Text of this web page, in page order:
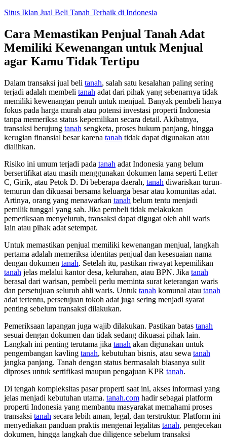
Skip
content
Situs Iklan Jual Beli Tanah Terbaik di Indonesia
Cara Memastikan Penjual Tanah Adat
Memiliki Kewenangan untuk Menjual
agar Kamu Tidak Tertipu
Dalam transaksi jual beli tanah, salah satu kesalahan paling sering
terjadi adalah membeli tanah adat dari pihak yang sebenarnya tidak
memiliki kewenangan penuh untuk menjual. Banyak pembeli hanya
fokus pada harga murah atau potensi investasi properti Indonesia
tanpa memeriksa status kepemilikan secara detail. Akibatnya,
transaksi berujung tanah sengketa, proses hukum panjang, hingga
kerugian finansial besar karena tanah tidak dapat digunakan atau
dialihkan.
Risiko ini umum terjadi pada tanah adat Indonesia yang belum
bersertifikat atau masih menggunakan dokumen lama seperti Letter
C, Girik, atau Petok D. Di beberapa daerah, tanah diwariskan turun-
temurun dan dikuasai bersama keluarga besar atau komunitas adat.
Artinya, orang yang menawarkan tanah belum tentu menjadi
pemilik tunggal yang sah. Jika pembeli tidak melakukan
pemeriksaan menyeluruh, transaksi dapat digugat oleh ahli waris
lain atau pihak adat setempat.
Untuk memastikan penjual memiliki kewenangan menjual, langkah
pertama adalah memeriksa identitas penjual dan kesesuaian nama
dengan dokumen tanah. Setelah itu, pastikan riwayat kepemilikan
tanah jelas melalui kantor desa, kelurahan, atau BPN. Jika tanah
berasal dari warisan, pembeli perlu meminta surat keterangan waris
dan persetujuan seluruh ahli waris. Untuk tanah komunal atau tanah
adat tertentu, persetujuan tokoh adat juga sering menjadi syarat
penting sebelum transaksi dilakukan.
Pemeriksaan lapangan juga wajib dilakukan. Pastikan batas tanah
sesuai dengan dokumen dan tidak sedang dikuasai pihak lain.
Langkah ini penting terutama jika tanah akan digunakan untuk
pengembangan kavling tanah, kebutuhan bisnis, atau sewa tanah
jangka panjang. Tanah dengan status bermasalah biasanya sulit
diproses untuk sertifikasi maupun pengajuan KPR tanah.
Di tengah kompleksitas pasar properti saat ini, akses informasi yang
jelas menjadi kebutuhan utama. tanah.com hadir sebagai platform
properti Indonesia yang membantu masyarakat memahami proses
transaksi tanah secara lebih aman, legal, dan terstruktur. Platform ini
menyediakan panduan praktis mengenai legalitas tanah, pengecekan
dokumen, hingga langkah due diligence sebelum transaksi